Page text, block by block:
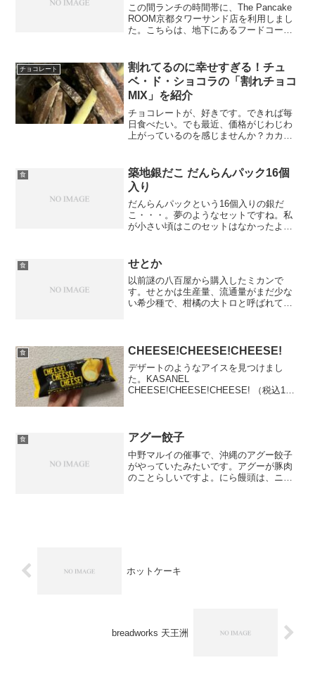
この間ランチの時間帯に、The Pancake
ROOM京都タワーサンド店を利用しまし
た。こちらは、地下にあるフードコート
ン パンケーキ」(税込￥900）でした。
フードコ...
チョコレート
割れてるのに幸せすぎる！チュ
ベ・ド・ショコラの「割れチョコ
MIX」を紹介
チョコレートが、好きです。できれば毎
日食べたい。でも最近、価格がじわじわ
上がっているのを感じませんか？カカオ
「じゃあ、チョコやめよう」なんて、で
きるはずもなく…というわ...
食
築地銀だこ だんらんパック16個
入り
だんらんパックという16個入りの銀だ
こ・・・。夢のようなセットですね。私
が小さい頃はこのセットはなかったよう
からしマヨで頂きました。以前は普通の
マヨネーズで頂きましたが...
食 せとか
以前謎の八百屋から購入したミカンで
す。せとかは生産量、流通量がまだ少な
い希少種で、柑橘の大トロと呼ばれてい
体3〜4個らしく、家庭用で...
食 CHEESE!CHEESE!CHEESE!
デザートのようなアイスを見つけまし
た。KASANEL
CHEESE!CHEESE!CHEESE! （税込105
す。デザートのようなアイ...
食 アグー餃子
中野マルイの催事で、沖縄のアグー餃子
がやっていたみたいです。アグーが豚肉
のことらしいですよ。にら饅頭は、ニラ
ホットケーキ
breadworks 天王洲